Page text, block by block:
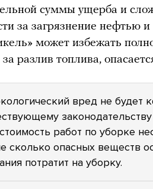
суммы ущерба и
за загрязнение нефтью
может избежать
за разлив топлива,
вред не будет
работ по уборке
сколько опасных веществ
потратит на уборку.